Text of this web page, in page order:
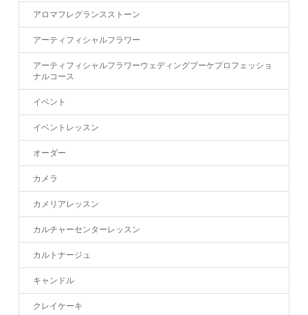
アロマフレグランスストーン
アーティフィシャルフラワー
アーティフィシャルフラワーウェディングブーケプロフェッショ
ナルコース
イベント
イベントレッスン
オーダー
カメラ
カメリアレッスン
カルチャーセンターレッスン
カルトナージュ
キャンドル
クレイケーキ